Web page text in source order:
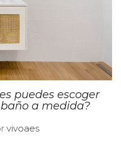
puedes escoger
a medida?
vivoaes